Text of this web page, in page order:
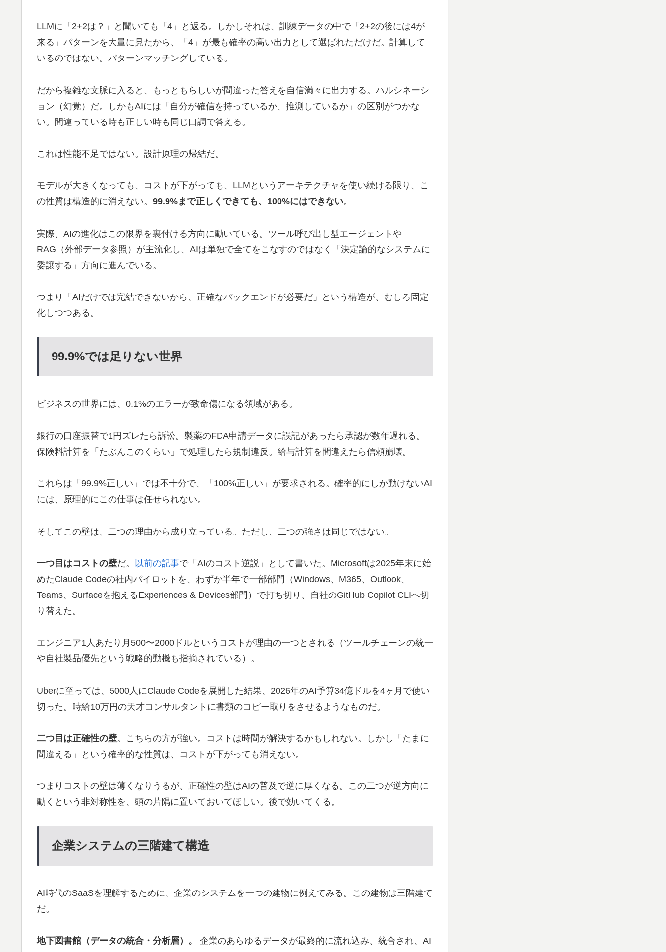
LLMに「2+2は？」と聞いても「4」と返る。しかしそれは、訓練データの中で「2+2の後には4が
来る」パターンを大量に見たから、「4」が最も確率の高い出力として選ばれただけだ。計算して
いるのではない。パターンマッチングしている。
だから複雑な文脈に入ると、もっともらしいが間違った答えを自信満々に出力する。ハルシネーシ
ョン（幻覚）だ。しかもAIには「自分が確信を持っているか、推測しているか」の区別がつかな
い。間違っている時も正しい時も同じ口調で答える。
これは性能不足ではない。設計原理の帰結だ。
モデルが大きくなっても、コストが下がっても、LLMというアーキテクチャを使い続ける限り、こ
の性質は構造的に消えない。 99.9%まで正しくできても、100%にはできない。
実際、AIの進化はこの限界を裏付ける方向に動いている。ツール呼び出し型エージェントや
RAG（外部データ参照）が主流化し、AIは単独で全てをこなすのではなく「決定論的なシステムに
委譲する」方向に進んでいる。
つまり「AIだけでは完結できないから、正確なバックエンドが必要だ」という構造が、むしろ固定
化しつつある。
99.9%では足りない世界
ビジネスの世界には、0.1%のエラーが致命傷になる領域がある。
銀行の口座振替で1円ズレたら訴訟。製薬のFDA申請データに誤記があったら承認が数年遅れる。
保険料計算を「たぶんこのくらい」で処理したら規制違反。給与計算を間違えたら信頼崩壊。
これらは「99.9%正しい」では不十分で、「100%正しい」が要求される。確率的にしか動けないAI
には、原理的にこの仕事は任せられない。
そしてこの壁は、二つの理由から成り立っている。ただし、二つの強さは同じではない。
一つ目はコストの壁だ。 以前の記事で「AIのコスト逆説」として書いた。Microsoftは2025年末に始
めたClaude Codeの社内パイロットを、わずか半年で一部部門（Windows、M365、Outlook、
Teams、Surfaceを抱えるExperiences & Devices部門）で打ち切り、自社のGitHub Copilot CLIへ切
り替えた。
エンジニア1人あたり月500〜2000ドルというコストが理由の一つとされる（ツールチェーンの統一
や自社製品優先という戦略的動機も指摘されている）。
Uberに至っては、5000人にClaude Codeを展開した結果、2026年のAI予算34億ドルを4ヶ月で使い
切った。時給10万円の天才コンサルタントに書類のコピー取りをさせるようなものだ。
二つ目は正確性の壁。こちらの方が強い。コストは時間が解決するかもしれない。しかし「たまに
間違える」という確率的な性質は、コストが下がっても消えない。
つまりコストの壁は薄くなりうるが、正確性の壁はAIの普及で逆に厚くなる。この二つが逆方向に
動くという非対称性を、頭の片隅に置いておいてほしい。後で効いてくる。
企業システムの三階建て構造
AI時代のSaaSを理解するために、企業のシステムを一つの建物に例えてみる。この建物は三階建て
だ。
地下図書館（データの統合・分析層）。
企業のあらゆるデータが最終的に流れ込み、統合され、AI